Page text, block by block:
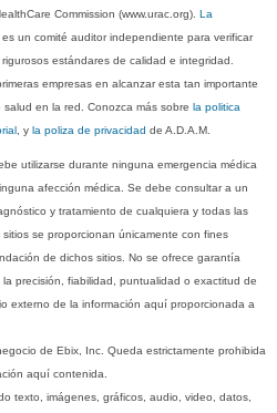
Commission (www.urac.org). La
es un comité auditor independiente para verificar
estándares de calidad e integridad.
empresas en alcanzar esta tan importante
salud en la red. Conozca más sobre la politica
, y la poliza de privacidad de A.D.A.M.
utilizarse durante ninguna emergencia médica
afección médica. Se debe consultar a un
y tratamiento de cualquiera y todas las
se proporcionan únicamente con fines
de dichos sitios. No se ofrece garantía
precisión, fiabilidad, puntualidad o exactitud de
externo de la información aquí proporcionada a
de Ebix, Inc. Queda estrictamente prohibida
aquí contenida.
texto, imágenes, gráficos, audio, video, datos,